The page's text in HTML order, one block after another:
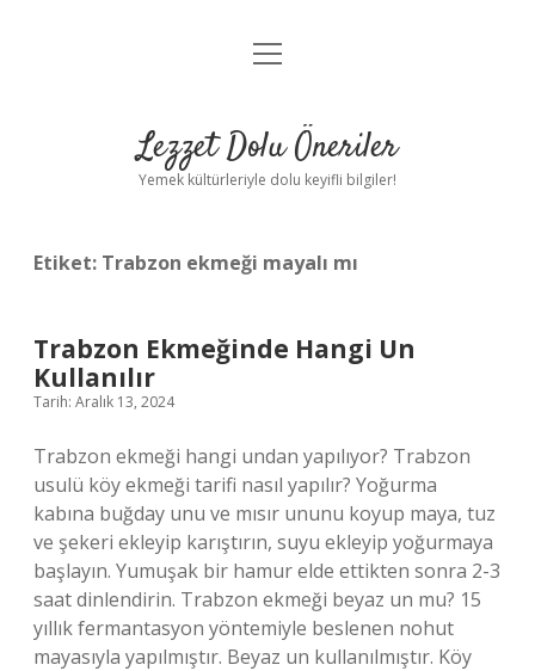
Anasayfa
Yasal Uyarı
menüyü
Lezzet Dolu Öneriler
Yemek kültürleriyle dolu keyifli bilgiler!
Etiket: Trabzon ekmeği mayalı mı
Trabzon Ekmeğinde Hangi Un
Kullanılır
Tarih: Aralık 13, 2024
Trabzon ekmeği hangi undan yapılıyor? Trabzon
usulü köy ekmeği tarifi nasıl yapılır? Yoğurma
kabına buğday unu ve mısır ununu koyup maya, tuz
ve şekeri ekleyip karıştırın, suyu ekleyip yoğurmaya
başlayın. Yumuşak bir hamur elde ettikten sonra 2-3
saat dinlendirin. Trabzon ekmeği beyaz un mu? 15
yıllık fermantasyon yöntemiyle beslenen nohut
mayasıyla yapılmıştır. Beyaz un kullanılmıştır. Köy